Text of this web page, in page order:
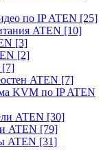
по IP ATEN [25]
ATEN [10]
[3]
[2]
[7]
ATEN [7]
KVM по IP ATEN
ATEN [30]
ATEN [79]
ATEN [31]